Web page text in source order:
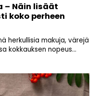
– Näin lisäät
koko perheen
herkullisia makuja, värejä
kokkauksen nopeus...